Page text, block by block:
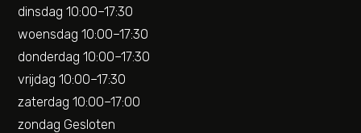
dinsdag 10:00–17:30
woensdag 10:00–17:30
donderdag 10:00–17:30
vrijdag 10:00–17:30
zaterdag 10:00–17:00
zondag Gesloten